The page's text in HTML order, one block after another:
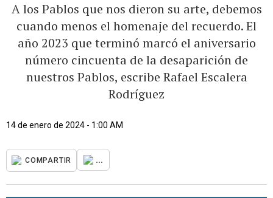
A los Pablos que nos dieron su arte, debemos
cuando menos el homenaje del recuerdo. El
año 2023 que terminó marcó el aniversario
número cincuenta de la desaparición de
nuestros Pablos, escribe Rafael Escalera
Rodríguez
14 de enero de 2024 - 1:00 AM
COMPARTIR ...